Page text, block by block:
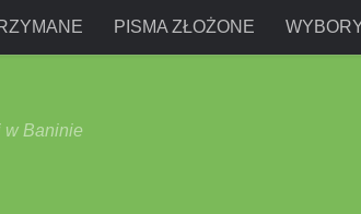
PISMA ZŁOŻONE
w Baninie